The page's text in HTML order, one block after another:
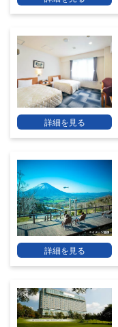
詳細を見る
詳細を見る